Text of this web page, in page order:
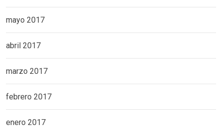
mayo 2017
abril 2017
marzo 2017
febrero 2017
enero 2017